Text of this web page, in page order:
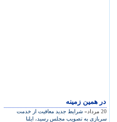
در همين زمينه
20 مرداد»
شرايط جديد معافيت از خدمت
سربازی به تصويب مجلس رسيد، ايلنا